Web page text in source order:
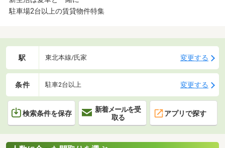
駐車場2台以上の賃貸物件特集
駅 東北本線/氏家 変更する
条件 駐車2台以上 変更する
検索条件を保存
新着メールを受
取る
アプリで探す